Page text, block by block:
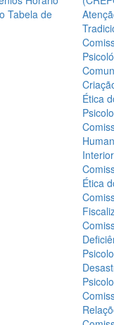
Tabela de
Ética
Ética